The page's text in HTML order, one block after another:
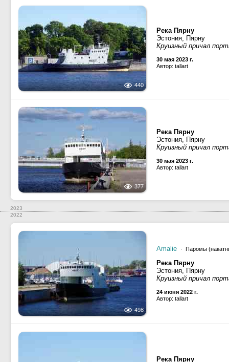
440
Река Пярну
Эстония, Пярну
Круизный причал
30 мая 2023 г.
Автор: tallart
377
Река Пярну
Эстония, Пярну
Круизный причал
30 мая 2023 г.
Автор: tallart
2023
2022
498
Amalie · Паромы
Река Пярну
Эстония, Пярну
Круизный причал
24 июня 2022 г.
Автор: tallart
Река Пярну